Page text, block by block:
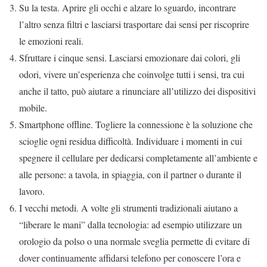
Su la testa. Aprire gli occhi e alzare lo sguardo, incontrare
l’altro senza filtri e lasciarsi trasportare dai sensi per riscoprire
le emozioni reali.
Sfruttare i cinque sensi. Lasciarsi emozionare dai colori, gli
odori, vivere un’esperienza che coinvolge tutti i sensi, tra cui
anche il tatto, può aiutare a rinunciare all’utilizzo dei dispositivi
mobile.
Smartphone offline. Togliere la connessione è la soluzione che
scioglie ogni residua difficoltà. Individuare i momenti in cui
spegnere il cellulare per dedicarsi completamente all’ambiente e
alle persone: a tavola, in spiaggia, con il partner o durante il
lavoro.
I vecchi metodi. A volte gli strumenti tradizionali aiutano a
“liberare le mani” dalla tecnologia: ad esempio utilizzare un
orologio da polso o una normale sveglia permette di evitare di
dover continuamente affidarsi telefono per conoscere l’ora e